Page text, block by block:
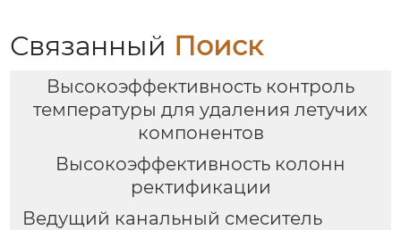
Связанный Поиск
Высокоэффективность контроль
температуры для удаления летучих
компонентов
Высокоэффективность колонн
ректификации
Ведущий канальный смеситель